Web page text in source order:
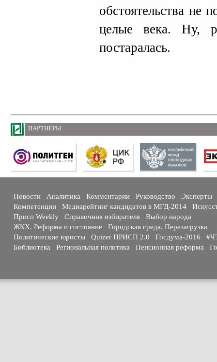
обстоятельства не
целые века. Ну,
постаралась.
ПАРТНЕРЫ
Новости Аналитика Комментарии Руководство
Эксперты
Компетенции
Медиарейтинг кандидатов в МГД-2014
Присп Weekly
Справочник избирателя
Выбор народа
ЖКХ. Реформа и состояние
Городская среда. Перезагрузка
Политические юристы
Quizer ПРИСП 2.0 Госдума-2016
Библиотека
Региональная политика Пенсионная реформа